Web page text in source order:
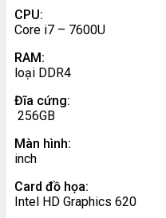
Core i7 – 7600U
RAM:
loại DDR4
Đĩa cứng:
256GB
Màn hình:
inch
Card đồ họa:
Intel HD Graphics 620